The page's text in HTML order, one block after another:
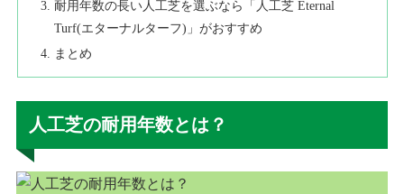
耐用年数の長い人工芝を選ぶなら「人工芝 Eternal
Turf(エターナルターフ)」がおすすめ
まとめ
人工芝の耐用年数とは？